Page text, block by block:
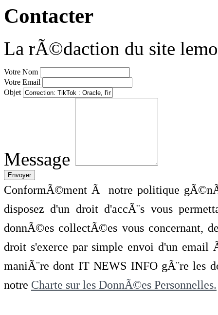
Contacter
La rÃ©daction du site
Votre Nom
Votre Email
Objet
Message
ConformÃ©ment Ã notre politique
disposez d'un droit d'accÃ¨s vous
donnÃ©es collectÃ©es vous concernant,
droit s'exerce par simple envoi d'un
maniÃ¨re dont IT NEWS INFO gÃ¨re les
notre Charte sur les DonnÃ©es Personnelles.